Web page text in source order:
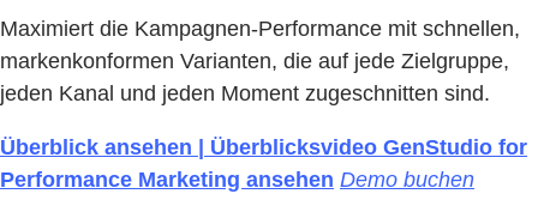
Maximiert die Kampagnen-Performance mit schnellen,
markenkonformen Varianten, die auf jede Zielgruppe,
jeden Kanal und jeden Moment zugeschnitten sind.
Überblick ansehen | Überblicksvideo GenStudio for
Performance Marketing ansehen Demo buchen